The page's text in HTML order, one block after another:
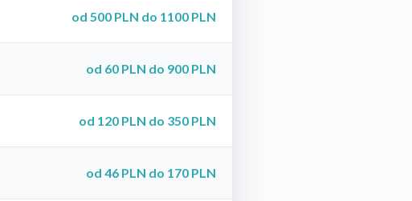
od 500 PLN do 1100 PLN
od 60 PLN do 900 PLN
od 120 PLN do 350 PLN
od 46 PLN do 170 PLN